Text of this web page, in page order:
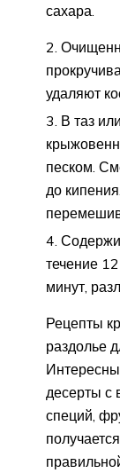
сахара.
удаляют
В таз
песком.
до
течение
минут,
Рецепты
раздолье
десерты с
специй,